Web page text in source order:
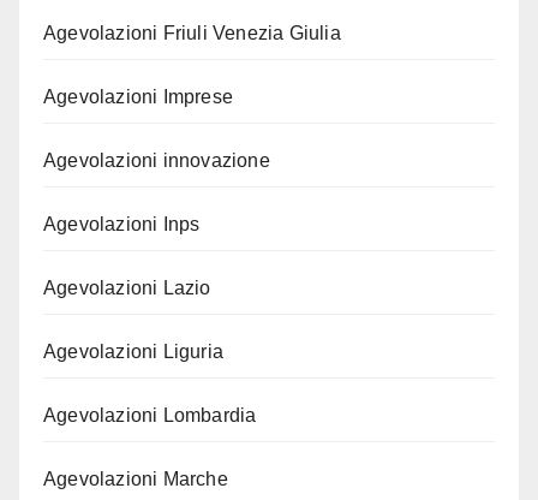
Agevolazioni Friuli Venezia Giulia
Agevolazioni Imprese
Agevolazioni innovazione
Agevolazioni Inps
Agevolazioni Lazio
Agevolazioni Liguria
Agevolazioni Lombardia
Agevolazioni Marche